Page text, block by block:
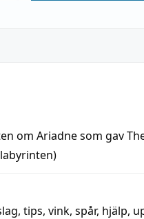
om Ariadne som gav
, tips, vink, spår, hjälp,